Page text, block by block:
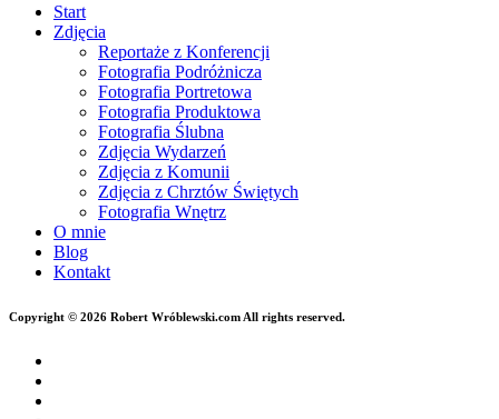
Start
Zdjęcia
Reportaże z Konferencji
Fotografia Podróżnicza
Fotografia Portretowa
Fotografia Produktowa
Fotografia Ślubna
Zdjęcia Wydarzeń
Zdjęcia z Komunii
Zdjęcia z Chrztów Świętych
Fotografia Wnętrz
O mnie
Blog
Kontakt
Copyright © 2026 Robert Wróblewski.com All rights reserved.